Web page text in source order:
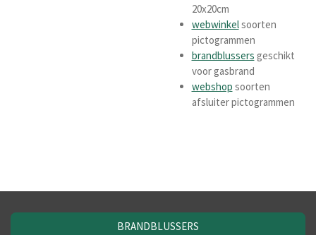
20x20cm
webwinkelsoorten
pictogrammen
brandblussers geschikt
voor gasbrand
webshop soorten
afsluiter pictogrammen
BRANDBLUSSERS